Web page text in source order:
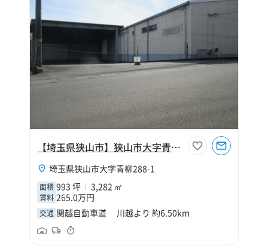
【埼玉県狭山市】狭山市大字青柳993坪倉庫
埼玉県狭山市大字青柳288-1
面積 993 坪 3,282 ㎡
賃料 265.0万円
交通 関越自動車道 川越より 約6.50km